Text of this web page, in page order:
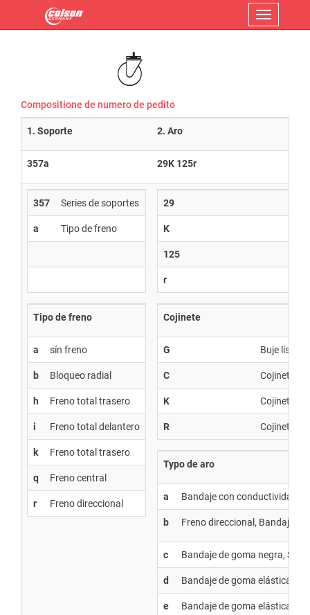
Menu
Compositione de numero de pedito
1. Soporte 2. Aro
357a 29K 125r
357 Series de soportes
a Tipo de freno
Tipo de freno
a sín freno
b Bloqueo radial
h Freno total trasero
i Freno total delantero
k Freno total trasero
q Freno central
r Freno direccional
29
K
125
r
Cojinete
G Buje liso
C Cojinete
K Cojinete
R Cojinete
Typo de aro
a Bandaje con conductividad
b Freno direccional, Bandaje
c Bandaje de goma negra,
d Bandaje de goma elástica
e Bandaje de goma elástica